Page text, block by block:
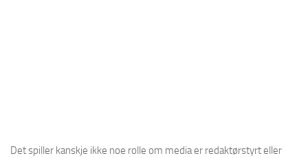
Det spiller kanskje ikke noe rolle om media er redaktørstyrt eller